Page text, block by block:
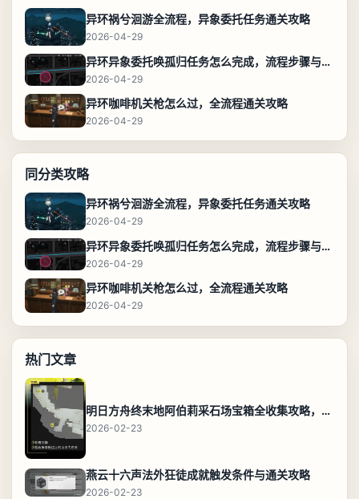
异环祸兮洄游全流程，异象委托任务通关攻略
2026-04-29
异环异象委托唤孤归任务怎么完成，流程步骤与位置攻略
2026-04-29
异环咖啡机关枪怎么过，全流程通关攻略
2026-04-29
同分类攻略
异环祸兮洄游全流程，异象委托任务通关攻略
2026-04-29
异环异象委托唤孤归任务怎么完成，流程步骤与位置攻略
2026-04-29
异环咖啡机关枪怎么过，全流程通关攻略
2026-04-29
热门文章
明日方舟终末地阿伯莉采石场宝箱全收集攻略，全点位分布图与路线
2026-02-23
燕云十六声法外狂徒成就触发条件与通关攻略
2026-02-23